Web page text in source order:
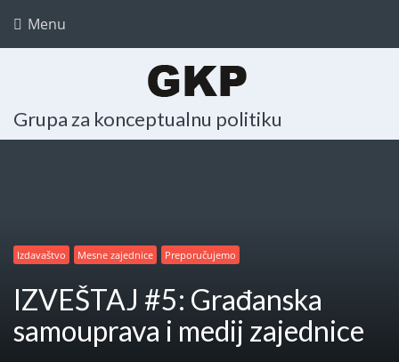
Menu
Grupa za konceptualnu politiku
Izdavaštvo Mesne zajednice Preporučujemo
IZVEŠTAJ #5: Građanska
samouprava i medij zajednice